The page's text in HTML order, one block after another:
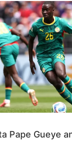
Pape Gueye